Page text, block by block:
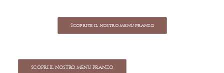
Scoprite il nostro menù pranzo
SCOPRI IL NOSTRO MENU PRANZO.